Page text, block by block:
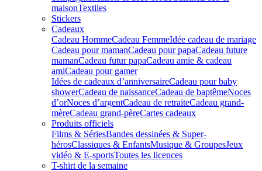
maisonTextiles
Stickers
Cadeaux
Cadeau HommeCadeau FemmeIdée cadeau de mariage​
Cadeau pour mamanCadeau pour papaCadeau future
mamanCadeau futur papaCadeau amie & cadeau
amiCadeau pour gamer
Idées de cadeaux d’anniversaireCadeau pour baby
showerCadeau de naissanceCadeau de baptêmeNoces
d’orNoces d’argentCadeau de retraiteCadeau grand-
mèreCadeau grand-pèreCartes cadeaux
Produits officiels
Films & SériesBandes dessinées & Super-
hérosClassiques & EnfantsMusique & GroupesJeux
vidéo & E-sportsToutes les licences
T-shirt de la semaine